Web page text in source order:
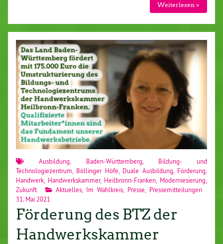
Weiterlesen »
Ausbildung Baden-Württemberg
Bildung- und
Technologiezentrum
Böllinger Höfe Duale Ausbildung Förderung
Handwerk Handwerkskammer, Heilbronn-Franken Moderniesierung
Zukunft
Aktuelles Im Wahlkreis Presse
Pressemitteilungen
31. Mai 2021
Förderung des BTZ der
Handwerkskammer